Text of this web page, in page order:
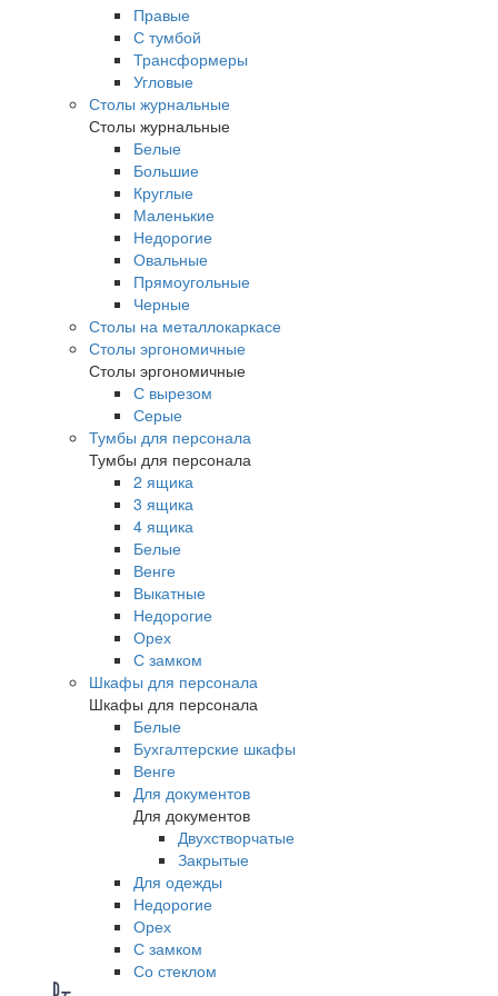
Правые
С тумбой
Трансформеры
Угловые
Столы журнальные
Столы журнальные
Белые
Большие
Круглые
Маленькие
Недорогие
Овальные
Прямоугольные
Черные
Столы на металлокаркасе
Столы эргономичные
Столы эргономичные
С вырезом
Серые
Тумбы для персонала
Тумбы для персонала
2 ящика
3 ящика
4 ящика
Белые
Венге
Выкатные
Недорогие
Орех
С замком
Шкафы для персонала
Шкафы для персонала
Белые
Бухгалтерские шкафы
Венге
Для документов
Для документов
Двухстворчатые
Закрытые
Для одежды
Недорогие
Орех
С замком
Со стеклом